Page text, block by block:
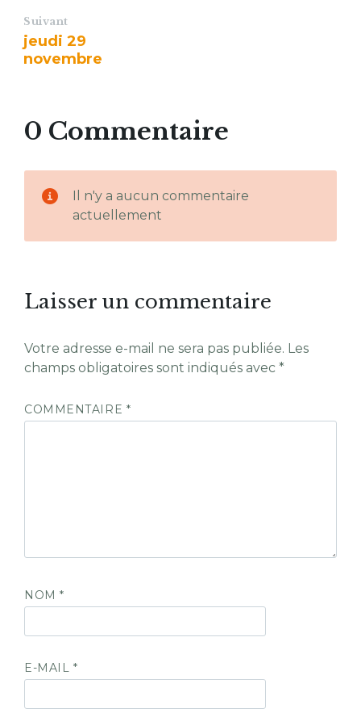
Suivant
jeudi 29
novembre
0 Commentaire
Il n'y a aucun commentaire
actuellement
Laisser un commentaire
Votre adresse e-mail ne sera pas publiée. Les
champs obligatoires sont indiqués avec *
COMMENTAIRE *
NOM*
E-MAIL *